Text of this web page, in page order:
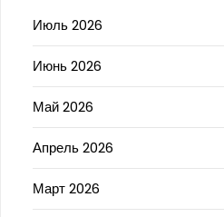
Июль 2026
Июнь 2026
Май 2026
Апрель 2026
Март 2026